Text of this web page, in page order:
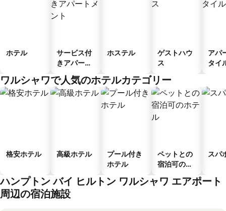
ホテル
サービス付
きアパート
ホステル
ゲストハウ
ス
アパ
タイ
ワルシャワで人気のホテルカテゴリー
格安ホテル 高級ホテル
プール付き
ホテル
ペットとの
宿泊可のホ
スパ
ハンプトン バイ ヒルトン ワルシャワ エアポート
周辺の宿泊施設